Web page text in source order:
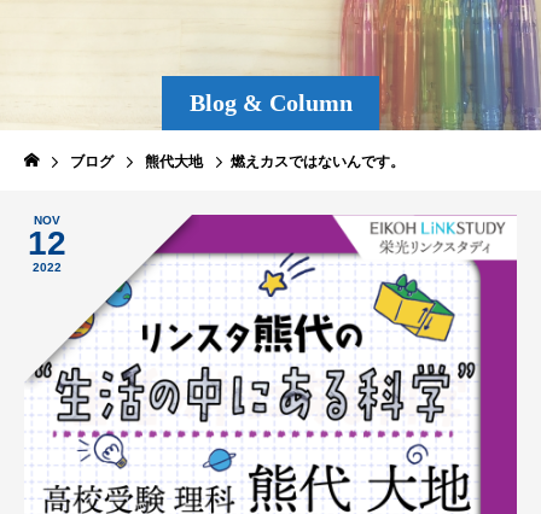
Blog & Column
ブログ 熊代大地 燃えカスではないんです。
NOV
12
2022